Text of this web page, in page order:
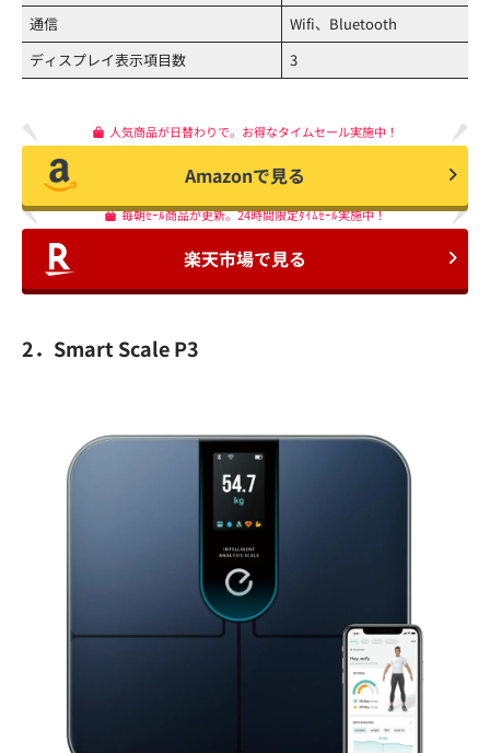
通信
Wifi、Bluetooth
ディスプレイ表示項目数
3
人気商品が日替わりで。お得なタイムセール実施中！
Amazonで見る
毎朝ｾｰﾙ商品が更新。24時間限定ﾀｲﾑｾｰﾙ実施中！
楽天市場で見る
2．Smart Scale P3